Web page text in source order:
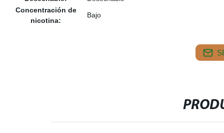
Concentración de
nicotina:
Bajo